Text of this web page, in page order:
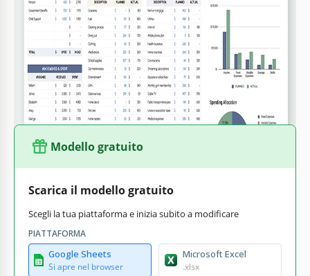
Caratteristiche principali di questo modello
Suitable For
Periodo di budget
Budget mensili Bilanci Modelli
Modello gratuito
Scarica il modello gratuito
Scegli la tua piattaforma e inizia subito a modificare
PIATTAFORMA
Google Sheets
Si apre nel browser
Microsoft Excel
.xlsx